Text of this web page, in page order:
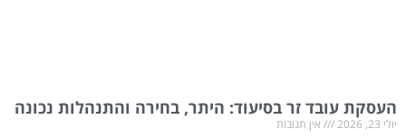
העסקת עובד זר בסיעוד: היתר, בחירה והתנהלות נכונה
יולי 23, 2026 אין תגובות